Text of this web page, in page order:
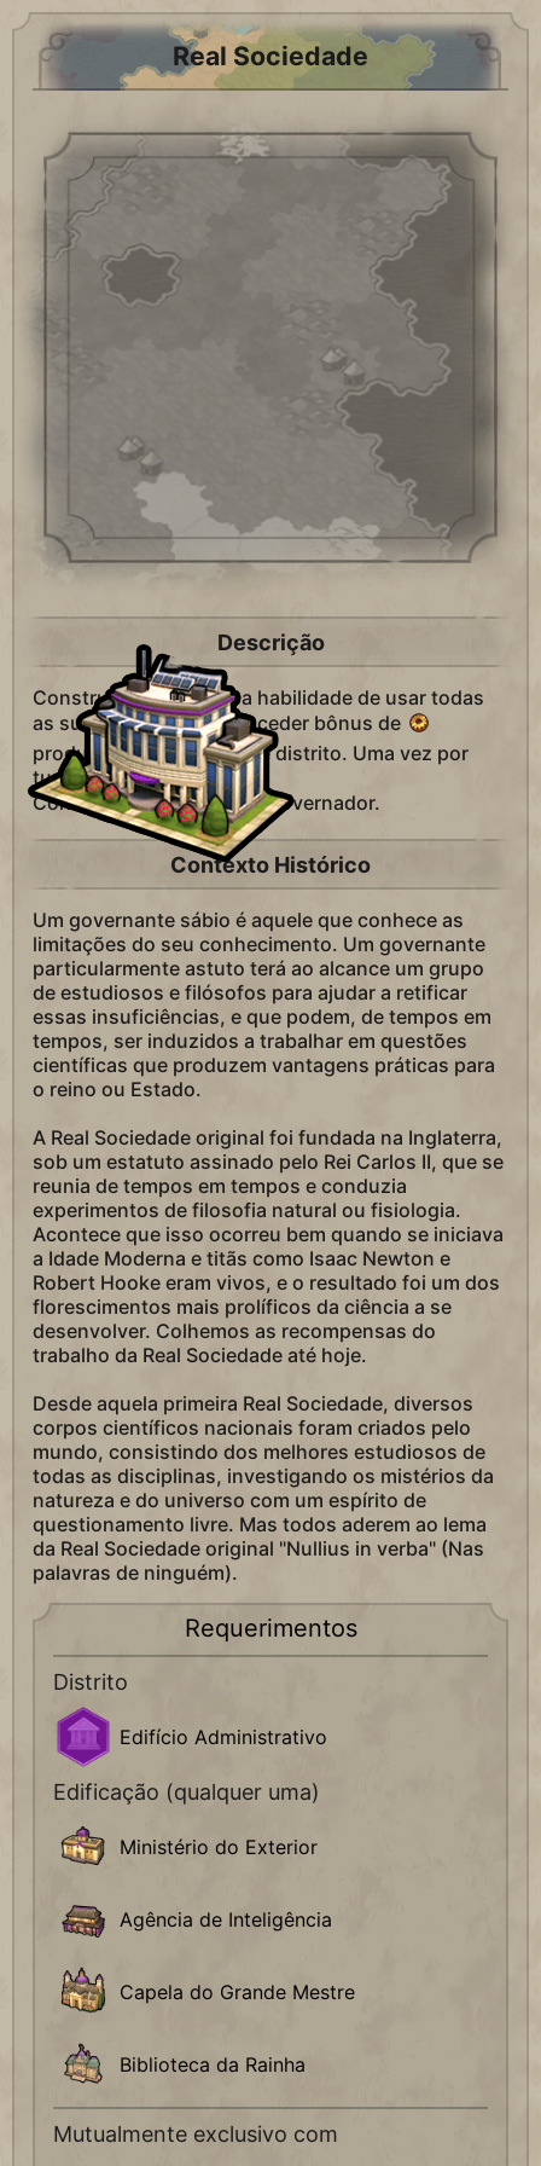
Real Sociedade
Descrição
Construtores ganham a habilidade de usar todas
as suas cargas para conceder bônus de
produção a um projeto de distrito. Uma vez por
turno para cada cidade.
Concede +1
Título de Governador.
Contexto Histórico
Um governante sábio é aquele que conhece as
limitações do seu conhecimento. Um governante
particularmente astuto terá ao alcance um grupo
de estudiosos e filósofos para ajudar a retificar
essas insuficiências, e que podem, de tempos em
tempos, ser induzidos a trabalhar em questões
científicas que produzem vantagens práticas para
o reino ou Estado.
A Real Sociedade original foi fundada na Inglaterra,
sob um estatuto assinado pelo Rei Carlos II, que se
reunia de tempos em tempos e conduzia
experimentos de filosofia natural ou fisiologia.
Acontece que isso ocorreu bem quando se iniciava
a Idade Moderna e titãs como Isaac Newton e
Robert Hooke eram vivos, e o resultado foi um dos
florescimentos mais prolíficos da ciência a se
desenvolver. Colhemos as recompensas do
trabalho da Real Sociedade até hoje.
Desde aquela primeira Real Sociedade, diversos
corpos científicos nacionais foram criados pelo
mundo, consistindo dos melhores estudiosos de
todas as disciplinas, investigando os mistérios da
natureza e do universo com um espírito de
questionamento livre. Mas todos aderem ao lema
da Real Sociedade original "Nullius in verba" (Nas
palavras de ninguém).
Requerimentos
Distrito
Edifício Administrativo
Edificação (qualquer uma)
Ministério do Exterior
Agência de Inteligência
Capela do Grande Mestre
Biblioteca da Rainha
Mutualmente exclusivo com